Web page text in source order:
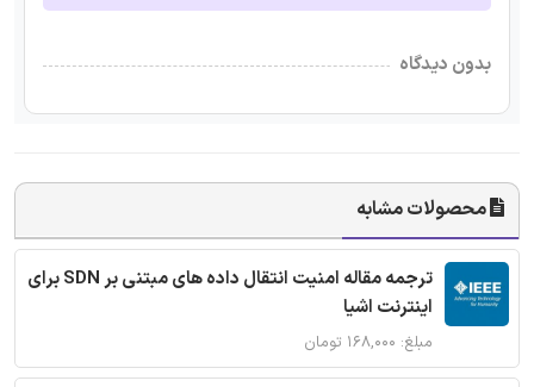
بدون دیدگاه
محصولات مشابه
ترجمه مقاله امنیت انتقال داده های مبتنی بر SDN برای
اینترنت اشیا
مبلغ: ۱۶۸,۰۰۰ تومان